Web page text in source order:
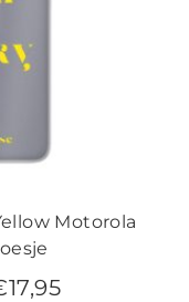
Motorola
17,95